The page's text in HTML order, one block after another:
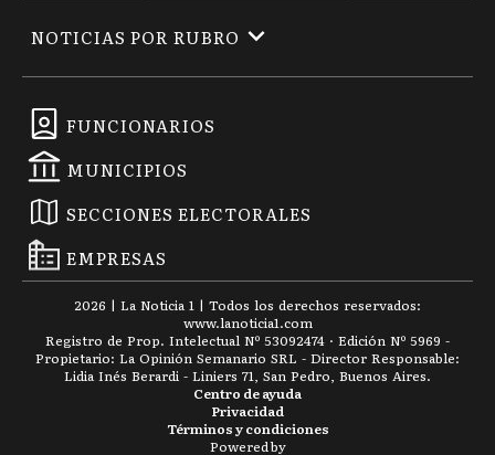
FUNCIONARIOS
MUNICIPIOS
SECCIONES ELECTORALES
EMPRESAS
NOTICIAS POR RUBRO
2026 | La Noticia 1 | Todos los derechos reservados:
www.lanoticia1.com
Registro de Prop. Intelectual Nº 53092474 · Edición Nº 5969 -
Propietario: La Opinión Semanario SRL - Director Responsable:
Lidia Inés Berardi - Liniers 71, San Pedro, Buenos Aires.
Términos y condiciones
Privacidad
Centro de ayuda
Powered by